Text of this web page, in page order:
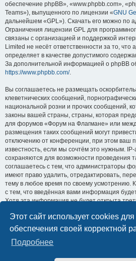
Этот сайт использует cookies для
обеспечения своей корректной
Подробнее
обеспечение phpBB», «www.phpbb.com»,
Teams»), выпущенного по лицензии «GNU
дальнейшем «GPL»). Скачать его можно по
Ограничения лицензии GPL для
связаны с организацией и поддержкой
Limited не несёт ответственности за то,
определяет в качестве допустимого
За дополнительной информацией о phpBB
https://www.phpbb.com/.
Вы соглашаетесь не размещать
клеветнических сообщений,
национальной розни и прочих сообщений,
законы вашей страны, страны, которая
для форумов «Форум на Флагмане» или
размещения таких сообщений могут
отключению от конференции, при этом ваш
известность, если мы сочтём это нужным.
сохраняются для возможности проведения
соглашаетесь с тем, что администраторы
имеют право удалить, отредактировать,
тему в любое время по своему усмотрению.
с тем, что введённая вами информация
Хотя эта информация не будет открыта
разрешения, ни администрация
phpBB Limited не может быть ответственна
могут привести к несанкционированному